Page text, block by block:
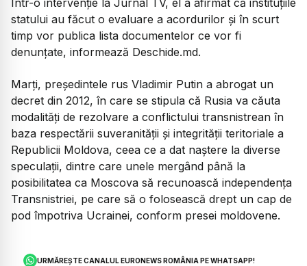
Într-o intervenţie la Jurnal TV, el a afirmat că instituţiile
statului au făcut o evaluare a acordurilor şi în scurt
timp vor publica lista documentelor ce vor fi
denunţate, informează Deschide.md.
Marţi, preşedintele rus Vladimir Putin a abrogat un
decret din 2012, în care se stipula că Rusia va căuta
modalităţi de rezolvare a conflictului transnistrean în
baza respectării suveranităţii şi integrităţii teritoriale a
Republicii Moldova, ceea ce a dat naştere la diverse
speculaţii, dintre care unele mergând până la
posibilitatea ca Moscova să recunoască independenţa
Transnistriei, pe care să o folosească drept un cap de
pod împotriva Ucrainei, conform presei moldovene.
URMĂREȘTE CANALUL EURONEWS ROMÂNIA PE WHATSAPP!